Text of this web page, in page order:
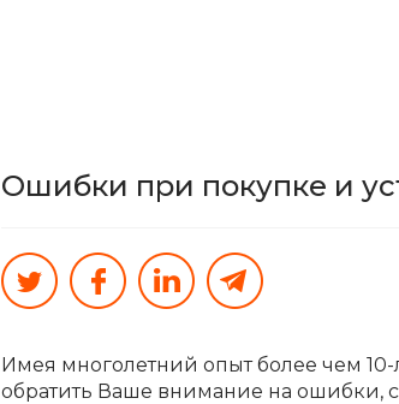
Ошибки при покупке и
Имея многолетний опыт более чем
обратить Ваше внимание на ошибки,